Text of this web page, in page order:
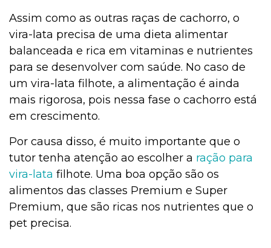
Assim como as outras raças de cachorro, o
vira-lata precisa de uma dieta alimentar
balanceada e rica em vitaminas e nutrientes
para se desenvolver com saúde. No caso de
um vira-lata filhote, a alimentação é ainda
mais rigorosa, pois nessa fase o cachorro está
em crescimento.
Por causa disso, é muito importante que o
tutor tenha atenção ao escolher a ração para
vira-lata filhote. Uma boa opção são os
alimentos das classes Premium e Super
Premium, que são ricas nos nutrientes que o
pet precisa.